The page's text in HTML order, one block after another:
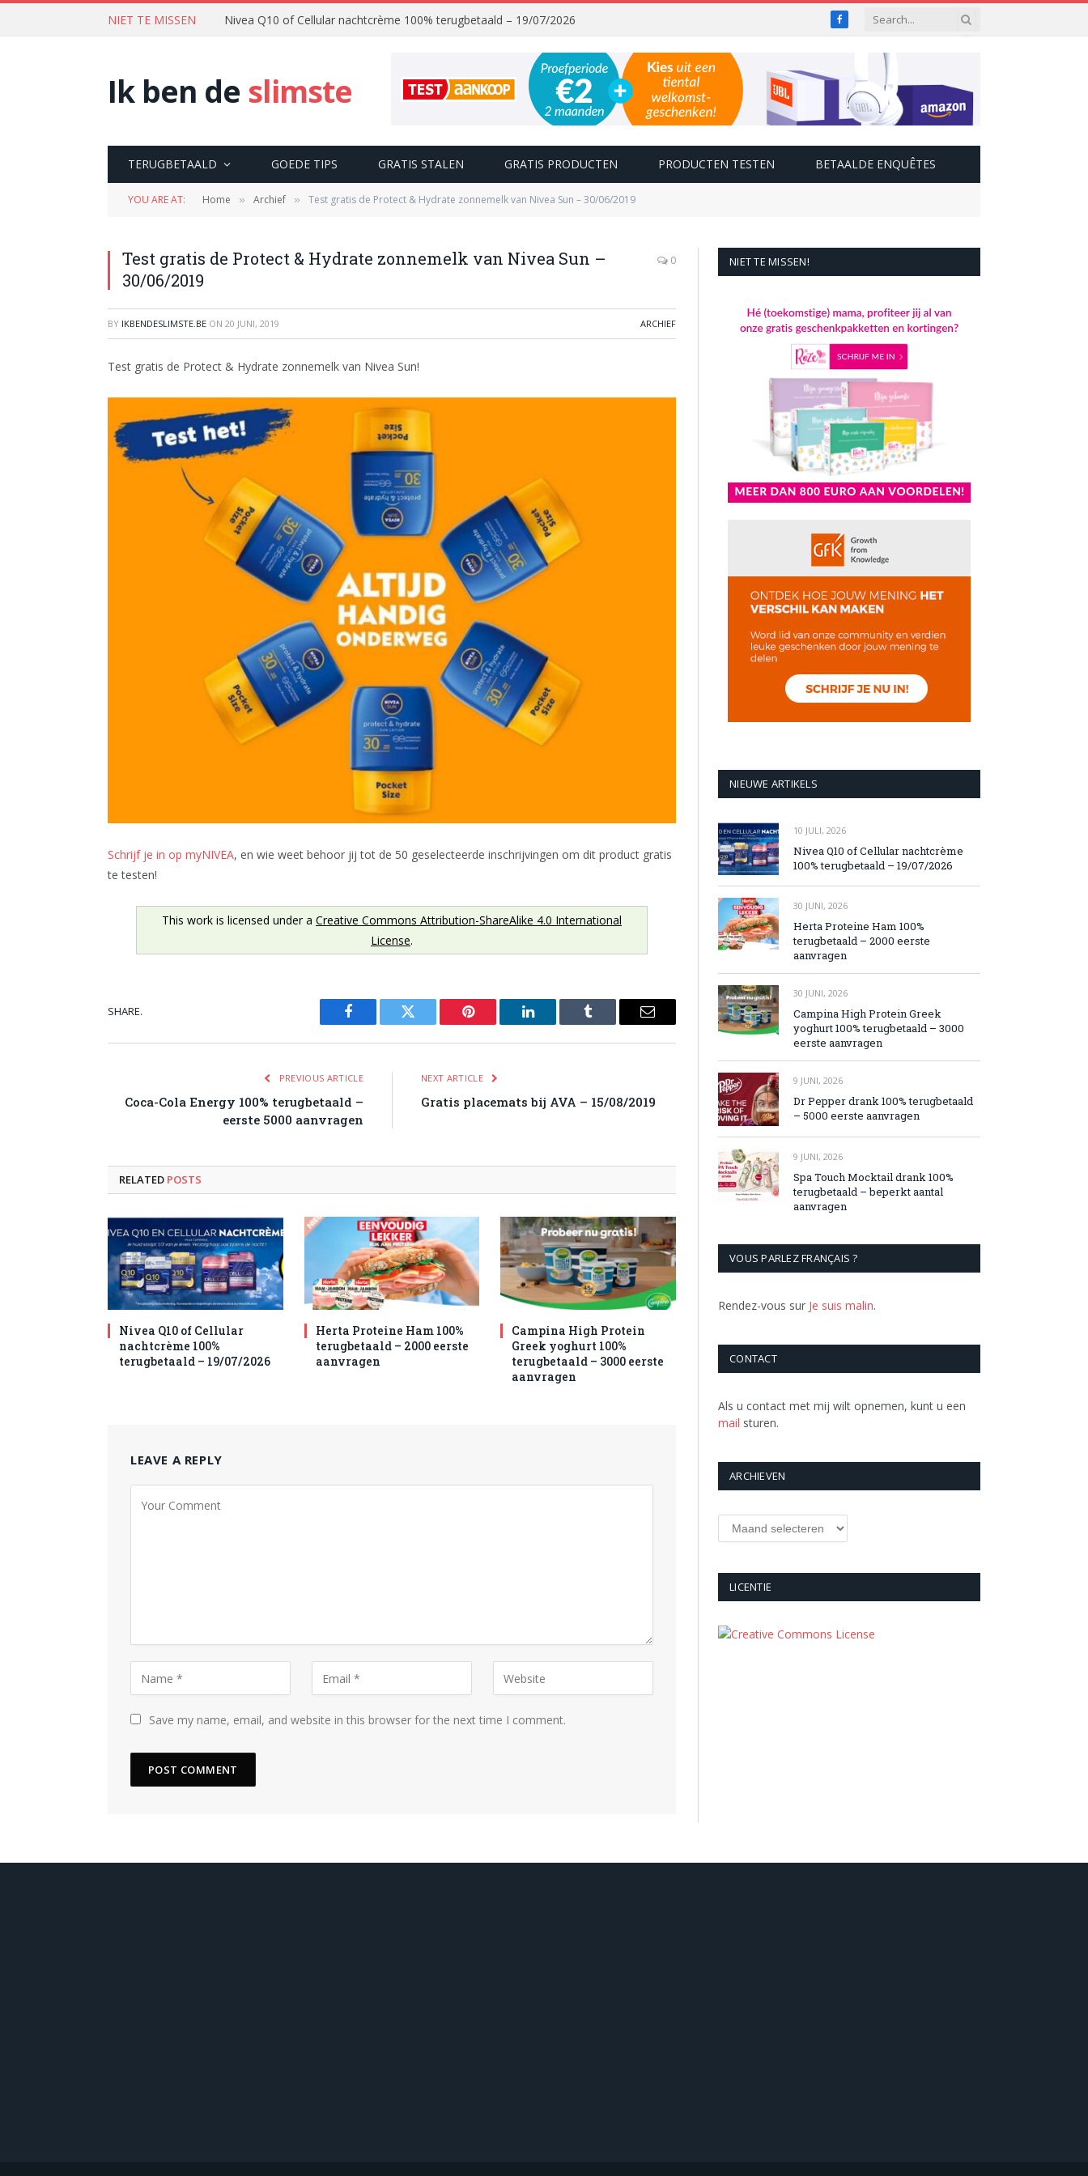
NIET TE MISSEN Nivea Q10 of Cellular nachtcrème 100% terugbetaald – 19/07/2026 Facebook
Ik ben de slimste
TERUGBETAALD GOEDE TIPS GRATIS STALEN GRATIS PRODUCTEN PRODUCTEN TESTEN BETAALDE ENQUÊTES
YOU ARE AT: Home » Archief » Test gratis de Protect & Hydrate zonnemelk van Nivea Sun – 30/06/2019
Test gratis de Protect & Hydrate zonnemelk van Nivea Sun –
30/06/2019
0
BY IKBENDESLIMSTE.BE ON 20 JUNI, 2019 ARCHIEF
Test gratis de Protect & Hydrate zonnemelk van Nivea Sun!
Schrijf je in op myNIVEA, en wie weet behoor jij tot de 50 geselecteerde inschrijvingen om dit product gratis
te testen!
This work is licensed under a Creative Commons Attribution-ShareAlike 4.0 International
License.
SHARE.
Facebook Twitter Pinterest LinkedIn Tumblr Email
PREVIOUS ARTICLE
Coca-Cola Energy 100% terugbetaald –
eerste 5000 aanvragen
NEXT ARTICLE
Gratis placemats bij AVA – 15/08/2019
RELATED POSTS
Nivea Q10 of Cellular
nachtcrème 100%
terugbetaald – 19/07/2026
Herta Proteine Ham 100%
terugbetaald – 2000 eerste
aanvragen
Campina High Protein
Greek yoghurt 100%
terugbetaald – 3000 eerste
aanvragen
LEAVE A REPLY
Save my name, email, and website in this browser for the next time I comment.
NIET TE MISSEN!
NIEUWE ARTIKELS
10 JULI, 2026
Nivea Q10 of Cellular nachtcrème
100% terugbetaald – 19/07/2026
30 JUNI, 2026
Herta Proteine Ham 100%
terugbetaald – 2000 eerste
aanvragen
30 JUNI, 2026
Campina High Protein Greek
yoghurt 100% terugbetaald – 3000
eerste aanvragen
9 JUNI, 2026
Dr Pepper drank 100% terugbetaald
– 5000 eerste aanvragen
9 JUNI, 2026
Spa Touch Mocktail drank 100%
terugbetaald – beperkt aantal
aanvragen
VOUS PARLEZ FRANÇAIS ?
Rendez-vous sur Je suis malin.
CONTACT
Als u contact met mij wilt opnemen, kunt u een
mail sturen.
ARCHIEVEN
LICENTIE